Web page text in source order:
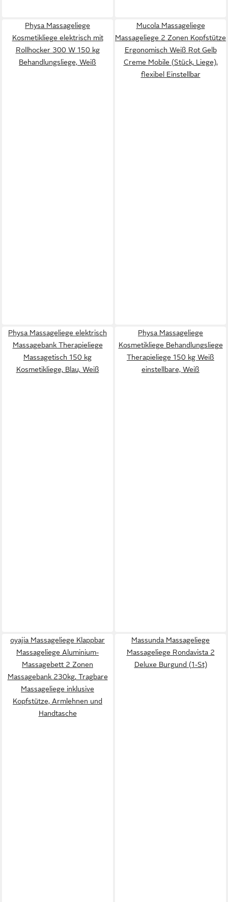
Physa Massageliege
Kosmetikliege elektrisch mit
Rollhocker 300 W 150 kg
Behandlungsliege, Weiß
Mucola Massageliege
Massageliege 2 Zonen Kopfstütze
Ergonomisch Weiß Rot Gelb
Creme Mobile (Stück, Liege),
flexibel Einstellbar
Physa Massageliege elektrisch
Massagebank Therapieliege
Massagetisch 150 kg
Kosmetikliege, Blau, Weiß
Physa Massageliege
Kosmetikliege Behandlungsliege
Therapieliege 150 kg Weiß
einstellbare, Weiß
oyajia Massageliege Klappbar
Massageliege Aluminium-
Massagebett 2 Zonen
Massagebank 230kg, Tragbare
Massageliege inklusive
Kopfstütze, Armlehnen und
Handtasche
Massunda Massageliege
Massageliege Rondavista 2
Deluxe Burgund (1-St)